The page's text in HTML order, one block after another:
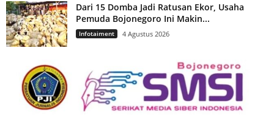
Dari 15 Domba Jadi Ratusan Ekor, Usaha
Pemuda Bojonegoro Ini Makin...
Infotaiment 4 Agustus 2026